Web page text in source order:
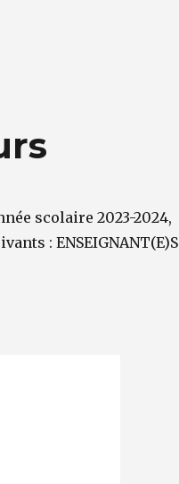
scolaire 2023-2024,
: ENSEIGNANT(E)S